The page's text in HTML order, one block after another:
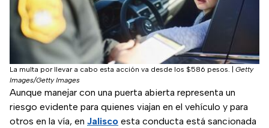
La multa por llevar a cabo esta acción va desde los $586 pesos.
Getty
Images/Getty Images
Aunque manejar con una puerta abierta representa un
riesgo evidente para quienes viajan en el vehículo y para
otros en la vía, en Jalisco esta conducta está sancionada